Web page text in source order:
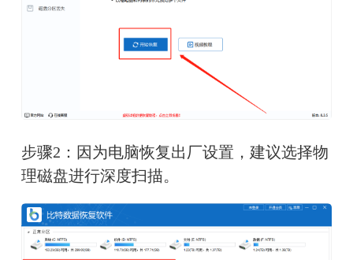
步骤2：因为电脑恢复出厂设置，建议选择物
理磁盘进行深度扫描。